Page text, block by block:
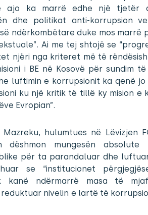
ajo ka marrë edhe një tjetër
dhe politikat anti-korrupsion
ndërkombëtare duke mos marrë
Ai me tej shtojë se
njëri nga kriteret më të
i BE në Kosovë për sundim
luftimin e korrupsionit ka qenë
ku një kritik të tillë ky mision e
Evropian”.
Mazreku, hulumtues në Lëvizjen
dëshmon mungesën
për ta parandaluar dhe luftuar
se “institucionet
kanë ndërmarrë masa të
nivelin e lartë të